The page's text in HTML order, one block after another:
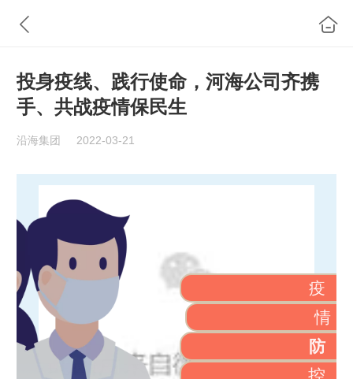
投身疫线、践行使命，河海公司齐携
手、共战疫情保民生
沿海集团 2022-03-21
疫
情
防